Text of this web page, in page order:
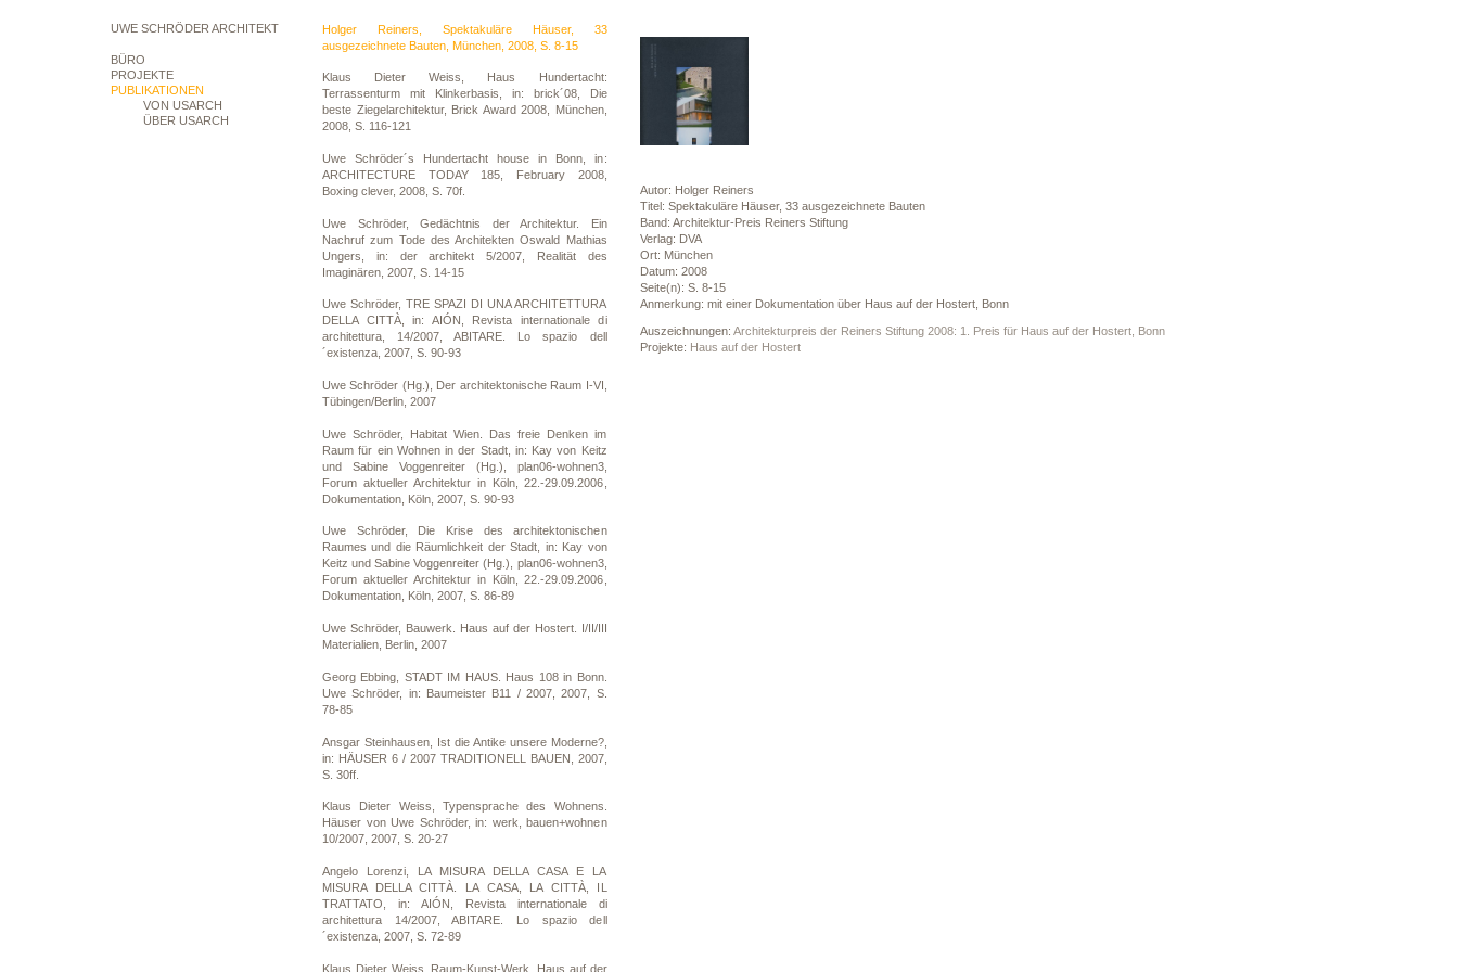
UWE SCHRÖDER ARCHITEKT
BÜRO
PROJEKTE
PUBLIKATIONEN
VON USARCH
ÜBER USARCH
Holger Reiners, Spektakuläre Häuser, 33
ausgezeichnete Bauten, München, 2008, S. 8-15
Klaus Dieter Weiss, Haus Hundertacht:
Terrassenturm mit Klinkerbasis, in: brick´08, Die
beste Ziegelarchitektur, Brick Award 2008, München,
2008, S. 116-121
Uwe Schröder´s Hundertacht house in Bonn, in:
ARCHITECTURE TODAY 185, February 2008,
Boxing clever, 2008, S. 70f.
Uwe Schröder, Gedächtnis der Architektur. Ein
Nachruf zum Tode des Architekten Oswald Mathias
Ungers, in: der architekt 5/2007, Realität des
Imaginären, 2007, S. 14-15
Uwe Schröder, TRE SPAZI DI UNA ARCHITETTURA
DELLA CITTÀ, in: AIÓN, Revista internationale di
architettura, 14/2007, ABITARE. Lo spazio dell
´existenza, 2007, S. 90-93
Uwe Schröder (Hg.), Der architektonische Raum I-VI,
Tübingen/Berlin, 2007
Uwe Schröder, Habitat Wien. Das freie Denken im
Raum für ein Wohnen in der Stadt, in: Kay von Keitz
und Sabine Voggenreiter (Hg.), plan06-wohnen3,
Forum aktueller Architektur in Köln, 22.-29.09.2006,
Dokumentation, Köln, 2007, S. 90-93
Uwe Schröder, Die Krise des architektonischen
Raumes und die Räumlichkeit der Stadt, in: Kay von
Keitz und Sabine Voggenreiter (Hg.), plan06-wohnen3,
Forum aktueller Architektur in Köln, 22.-29.09.2006,
Dokumentation, Köln, 2007, S. 86-89
Uwe Schröder, Bauwerk. Haus auf der Hostert. I/II/III
Materialien, Berlin, 2007
Georg Ebbing, STADT IM HAUS. Haus 108 in Bonn.
Uwe Schröder, in: Baumeister B11 / 2007, 2007, S.
78-85
Ansgar Steinhausen, Ist die Antike unsere Moderne?,
in: HÄUSER 6 / 2007 TRADITIONELL BAUEN, 2007,
S. 30ff.
Klaus Dieter Weiss, Typensprache des Wohnens.
Häuser von Uwe Schröder, in: werk, bauen+wohnen
10/2007, 2007, S. 20-27
Angelo Lorenzi, LA MISURA DELLA CASA E LA
MISURA DELLA CITTÀ. LA CASA, LA CITTÀ, IL
TRATTATO, in: AIÓN, Revista internationale di
architettura 14/2007, ABITARE. Lo spazio dell
´existenza, 2007, S. 72-89
Klaus Dieter Weiss, Raum-Kunst-Werk. Haus auf der
Autor: Holger Reiners
Titel: Spektakuläre Häuser, 33 ausgezeichnete Bauten
Band: Architektur-Preis Reiners Stiftung
Verlag: DVA
Ort: München
Datum: 2008
Seite(n): S. 8-15
Anmerkung: mit einer Dokumentation über Haus auf der Hostert, Bonn
Auszeichnungen: Architekturpreis der Reiners Stiftung 2008: 1. Preis für Haus auf der Hostert, Bonn
Projekte: Haus auf der Hostert